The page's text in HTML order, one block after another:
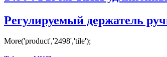
Регулируемый держатель
More('product','2498','tile');